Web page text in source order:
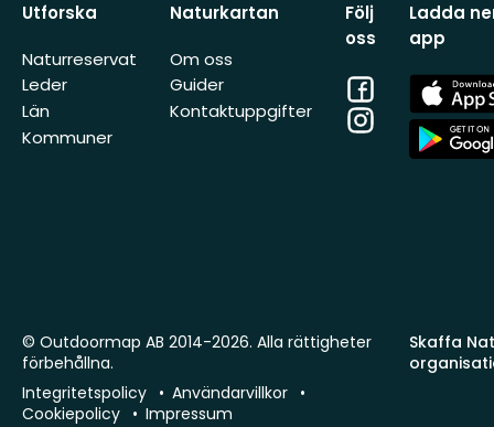
Utforska
Naturreservat
Leder
Län
Kommuner
Naturkartan
Om oss
Guider
Kontaktuppgifter
Följ
oss
Facebook
Instagram
Ladda
app
App
Store
App
Store
Skaffa
© Outdoormap AB 2014-2026. Alla rättigheter
förbehållna.
Integritetspolicy
Användarvillkor
Cookiepolicy
Impressum